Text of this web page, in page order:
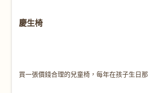
慶生椅
買一張價錢合理的兒童椅，每年在孩子生日